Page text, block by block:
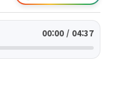
00:00 / 04:37